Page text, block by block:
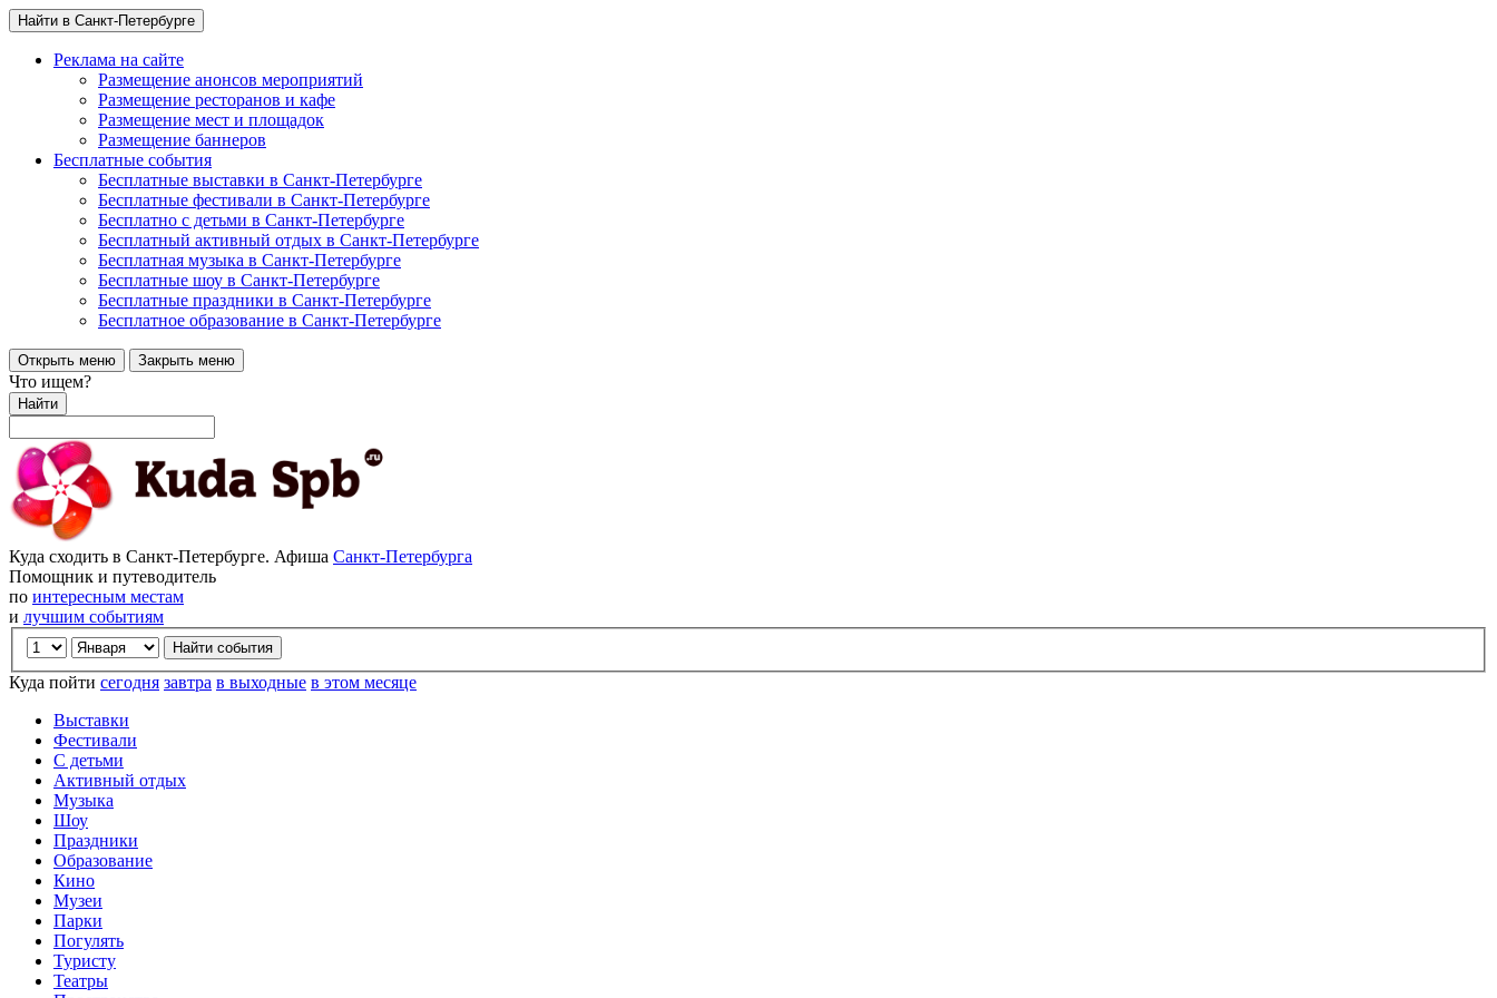
Найти в Санкт-Петербурге
Реклама на сайте
Размещение анонсов мероприятий
Размещение ресторанов и кафе
Размещение мест и площадок
Размещение баннеров
Бесплатные события
Бесплатные выставки в Санкт-Петербурге
Бесплатные фестивали в Санкт-Петербурге
Бесплатно с детьми в Санкт-Петербурге
Бесплатный активный отдых в Санкт-Петербурге
Бесплатная музыка в Санкт-Петербурге
Бесплатные шоу в Санкт-Петербурге
Бесплатные праздники в Санкт-Петербурге
Бесплатное образование в Санкт-Петербурге
Открыть меню Закрыть меню
Что ищем?
Найти
Куда сходить в Санкт-Петербурге. Афиша Санкт-Петербурга
Помощник и путеводитель
по интересным местам
и лучшим событиям
Куда пойти сегодня завтра в выходные в этом месяце
Выставки
Фестивали
С детьми
Активный отдых
Музыка
Шоу
Праздники
Образование
Кино
Музеи
Парки
Погулять
Туристу
Театры